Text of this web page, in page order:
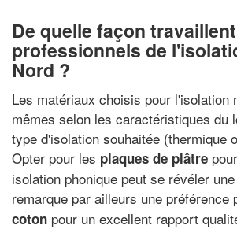
De quelle façon
professionnels de
Nord ?
Les matériaux choisis pour l'isolation
mêmes selon les caractéristiques du
type d'isolation souhaitée (thermique
Opter pour les plaques de plâtre
isolation phonique peut se révéler
remarque par ailleurs une préférence
coton pour un excellent rapport